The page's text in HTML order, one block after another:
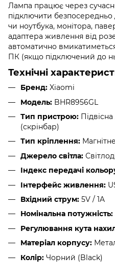
Лампа працює через
підключити
чи ноутбука, монітора,
адаптера живлення від
автоматично
ПК (якщо підключений до
Технічні
Бренд: Xiaomi
Модель: BHR8956GL
Тип пристрою:
(скрінбар)
Тип кріплення:
Джерело світла:
Індекс передачі
Інтерфейс живлення:
Вхідний струм: 5V / 1A
Номінальна потужність:
Регулювання кута
Матеріал корпусу:
Колір: Чорний (Black)